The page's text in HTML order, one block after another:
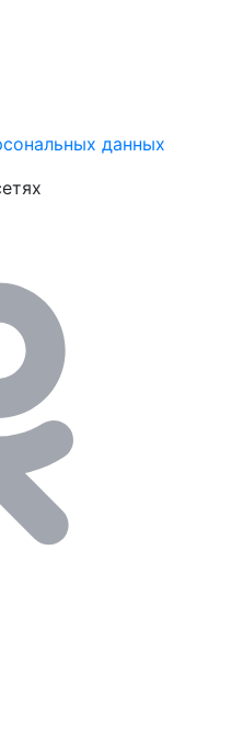
данных